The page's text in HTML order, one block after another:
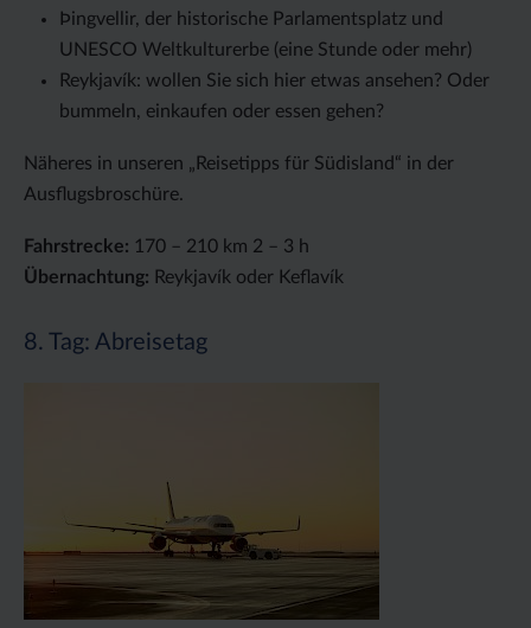
Þingvellir, der historische Parlamentsplatz und
UNESCO Weltkulturerbe (eine Stunde oder mehr)
Reykjavík: wollen Sie sich hier etwas ansehen? Oder
bummeln, einkaufen oder essen gehen?
Näheres in unseren „Reisetipps für Südisland“ in der
Ausflugsbroschüre.
Fahrstrecke: 170 – 210 km 2 – 3 h
Übernachtung: Reykjavík oder Keflavík
8. Tag: Abreisetag